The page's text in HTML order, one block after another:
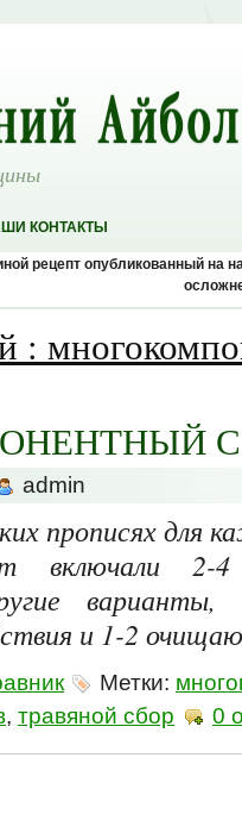
КОНТАКТЫ
рецепт опубликованный на
:
admin
прописях для
включали 2-
и 1-2
Метки:
, травяной сбор 0